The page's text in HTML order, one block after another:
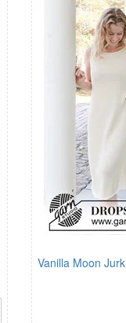
Vanilla Moon Jurk